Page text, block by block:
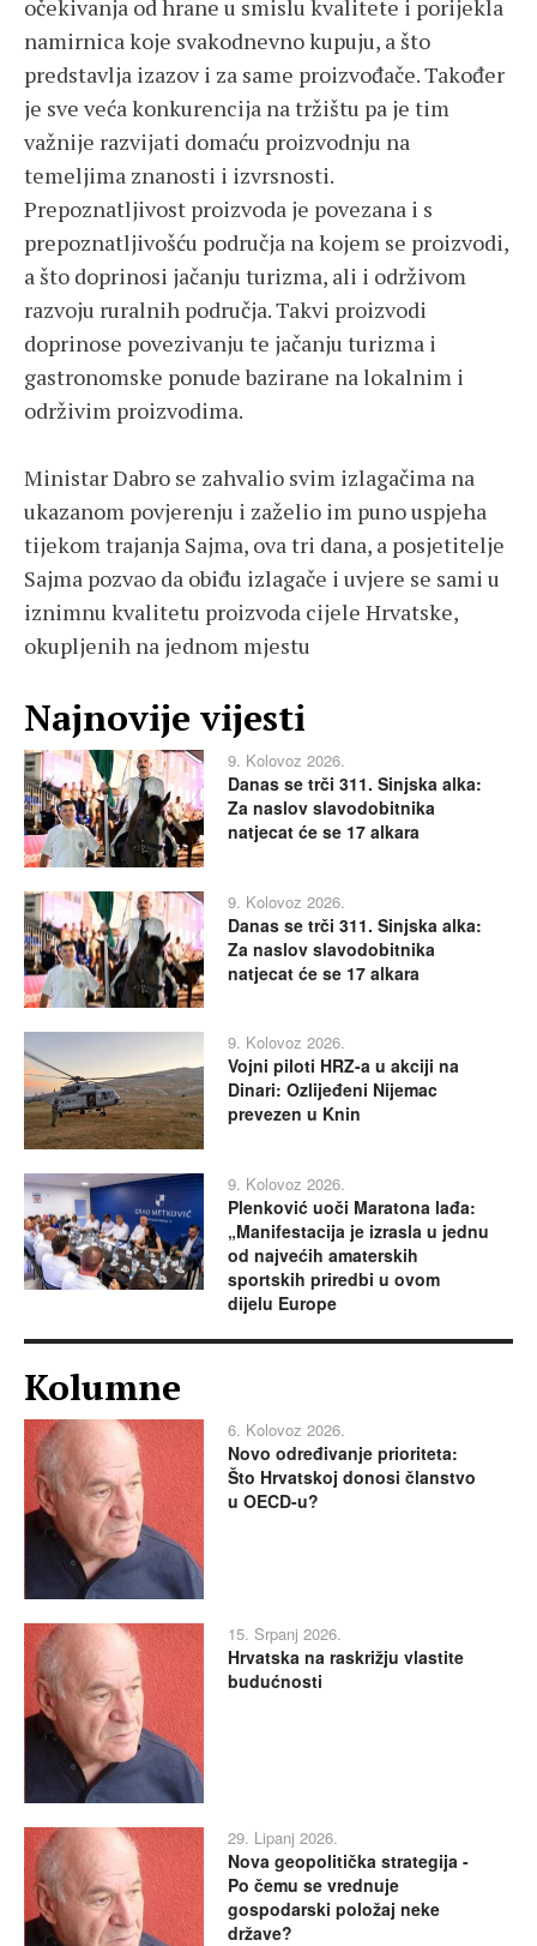
očekivanja od hrane u smislu kvalitete i porijekla
namirnica koje svakodnevno kupuju, a što
predstavlja izazov i za same proizvođače. Također
je sve veća konkurencija na tržištu pa je tim
važnije razvijati domaću proizvodnju na
temeljima znanosti i izvrsnosti.
Prepoznatljivost proizvoda je povezana i s
prepoznatljivošću područja na kojem se proizvodi,
a što doprinosi jačanju turizma, ali i održivom
razvoju ruralnih područja. Takvi proizvodi
doprinose povezivanju te jačanju turizma i
gastronomske ponude bazirane na lokalnim i
održivim proizvodima.
Ministar Dabro se zahvalio svim izlagačima na
ukazanom povjerenju i zaželio im puno uspjeha
tijekom trajanja Sajma, ova tri dana, a posjetitelje
Sajma pozvao da obiđu izlagače i uvjere se sami u
iznimnu kvalitetu proizvoda cijele Hrvatske,
okupljenih na jednom mjestu
Najnovije vijesti
9. Kolovoz 2026.
Danas se trči 311. Sinjska alka:
Za naslov slavodobitnika
natjecat će se 17 alkara
9. Kolovoz 2026.
Danas se trči 311. Sinjska alka:
Za naslov slavodobitnika
natjecat će se 17 alkara
9. Kolovoz 2026.
Vojni piloti HRZ-a u akciji na
Dinari: Ozlijeđeni Nijemac
prevezen u Knin
9. Kolovoz 2026.
Plenković uoči Maratona lađa:
„Manifestacija je izrasla u jednu
od najvećih amaterskih
sportskih priredbi u ovom
dijelu Europe
Kolumne
6. Kolovoz 2026.
Novo određivanje prioriteta:
Što Hrvatskoj donosi članstvo
u OECD-u?
15. Srpanj 2026.
Hrvatska na raskrižju vlastite
budućnosti
29. Lipanj 2026.
Nova geopolitička strategija -
Po čemu se vrednuje
gospodarski položaj neke
države?